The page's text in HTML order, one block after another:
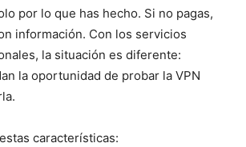
por lo que has hecho. Si no pagas,
información. Con los servicios
la situación es diferente:
la oportunidad de probar la VPN
características: